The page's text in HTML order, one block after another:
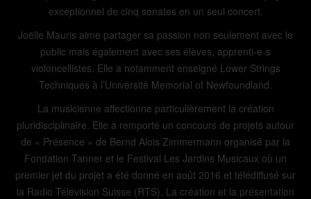
exceptionnel de cinq sonates en un seul concert.
Joëlle Mauris aime partager sa passion non seulement avec le
public mais également avec ses élèves, apprenti-e-s
violoncellistes. Elle a notamment enseigné Lower Strings
Techniques à l’Université Memorial of Newfoundland.
La musicienne affectionne particulièrement la création
pluridisciplinaire. Elle a remporté un concours de projets autour
de « Présence » de Bernd Alois Zimmermann organisé par la
Fondation Tanner et le Festival Les Jardins Musicaux où un
premier jet du projet a été donné en août 2016 et télédiffusé sur
la Radio Télévision Suisse (RTS). La création et la présentation